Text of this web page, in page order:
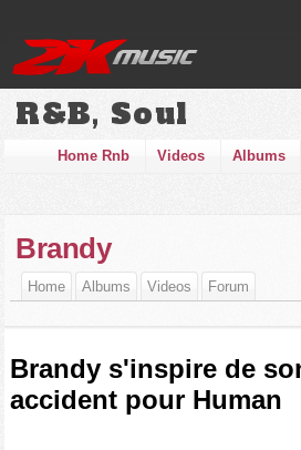
R&B, Soul
Home Rnb Videos Albums
Brandy
Home Albums Videos Forum
Brandy s'inspire de
accident pour Human